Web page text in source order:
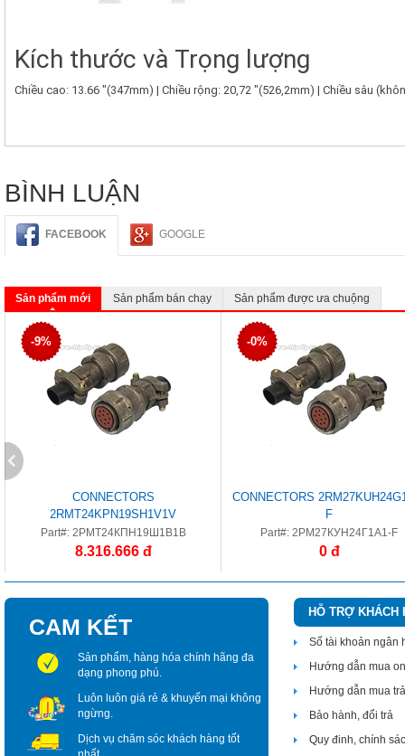
Kích thước và Trọng lượng
Chiều cao: 13.66 "(347mm) | Chiều rộng: 20,72 "(526,2mm) | Chiều sâu
BÌNH LUẬN
FACEBOOK GOOGLE
Sản phẩm mới Sản phẩm bán chạy Sản phẩm được ưa chuộng
-9%
CONNECTORS
2RMT24KPN19SH1V1V
Part#: 2РМТ24КПН19Ш1В1В
8.316.666 đ
-0%
CONNECTORS
F
Part#: 2РМ27КУН24Г1А1-F
0 đ
CAM KẾT
Sản phẩm, hàng hóa chính hãng đa
dạng phong phú.
Luôn luôn giá rẻ & khuyến mại không
ngừng.
Dịch vụ chăm sóc khách hàng tốt
HỖ TRỢ KHÁCH
Số tài khoản ngân
Hướng dẫn mua
Hướng dẫn mua
Bảo hành, đổi trả
Quy đinh, chính